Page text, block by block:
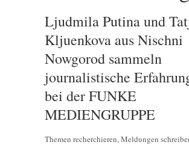
Ljudmila Putina und
Kljuenkova aus Nischni
Nowgorod sammeln
journalistische
bei der FUNKE
MEDIENGRUPPE
Themen recherchieren, Meldungen